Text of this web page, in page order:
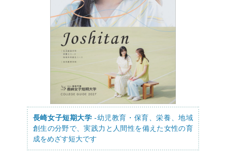
長崎女子短期大学 -幼児教育・保育、栄養、地域
創生の分野で、実践力と人間性を備えた女性の育
成をめざす短大です